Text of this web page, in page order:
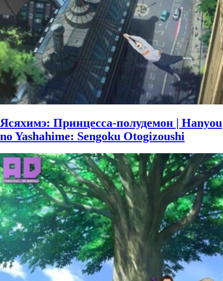
Ясяхимэ: Принцесса-полудемон | Hanyou
no Yashahime: Sengoku Otogizoushi